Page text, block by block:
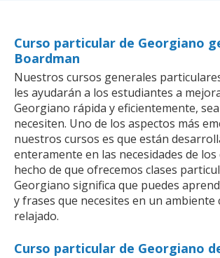
Curso particular de Georgiano
Boardman
Nuestros cursos generales
les ayudarán a los estudiantes a
Georgiano rápida y eficientemente,
necesiten. Uno de los aspectos más
nuestros cursos es que están
enteramente en las necesidades de los
hecho de que ofrecemos clases
Georgiano significa que puedes
y frases que necesites en un ambiente
relajado.
Curso particular de Georgiano